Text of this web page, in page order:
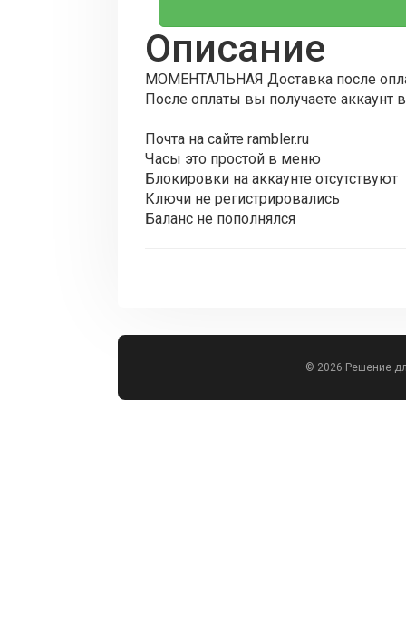
Описание
МОМЕНТАЛЬНАЯ Доставка после
После оплаты вы получаете аккаунт
Почта на сайте rambler.ru
Часы это простой в меню
Блокировки на аккаунте отсутствуют
Ключи не регистрировались
Баланс не пополнялся
© 2026 Решение